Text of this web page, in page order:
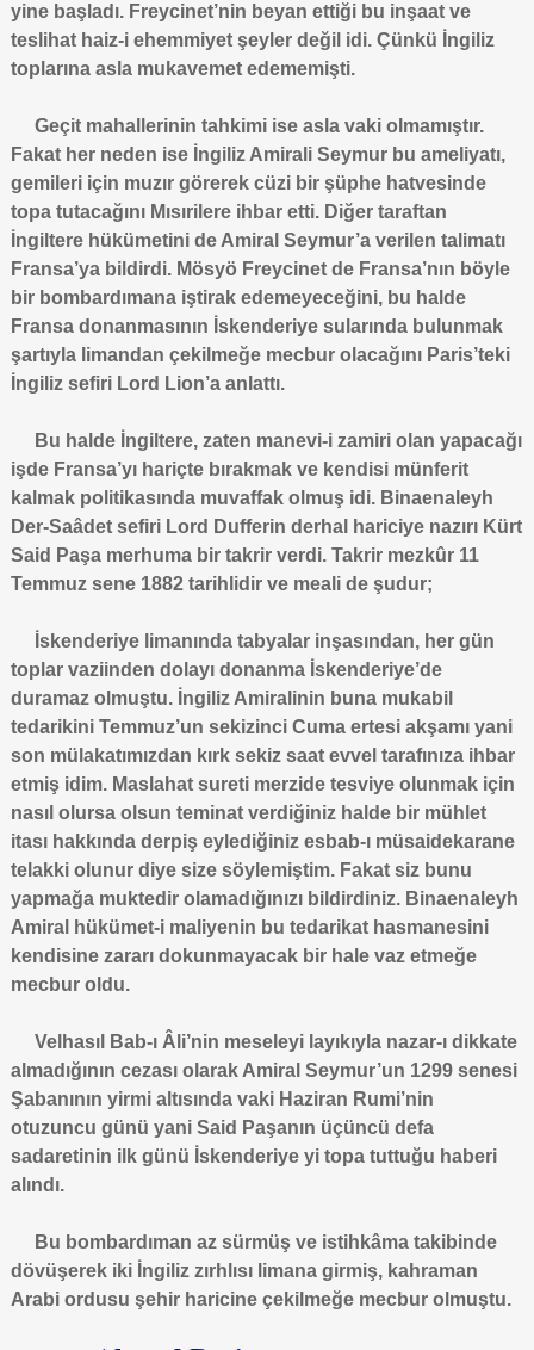
yine başladı. Freycinet’nin beyan ettiği bu inşaat ve
teslihat haiz-i ehemmiyet şeyler değil idi. Çünkü İngiliz
toplarına asla mukavemet edememişti.
Geçit mahallerinin tahkimi ise asla vaki olmamıştır.
Fakat her neden ise İngiliz Amirali Seymur bu ameliyatı,
gemileri için muzır görerek cüzi bir şüphe hatvesinde
topa tutacağını Mısırilere ihbar etti. Diğer taraftan
İngiltere hükümetini de Amiral Seymur’a verilen talimatı
Fransa’ya bildirdi. Mösyö Freycinet de Fransa’nın böyle
bir bombardımana iştirak edemeyeceğini, bu halde
Fransa donanmasının İskenderiye sularında bulunmak
şartıyla limandan çekilmeğe mecbur olacağını Paris’teki
İngiliz sefiri Lord Lion’a anlattı.
Bu halde İngiltere, zaten manevi-i zamiri olan yapacağı
işde Fransa’yı hariçte bırakmak ve kendisi münferit
kalmak politikasında muvaffak olmuş idi. Binaenaleyh
Der-Saâdet sefiri Lord Dufferin derhal hariciye nazırı Kürt
Said Paşa merhuma bir takrir verdi. Takrir mezkûr 11
Temmuz sene 1882 tarihlidir ve meali de şudur;
İskenderiye limanında tabyalar inşasından, her gün
toplar vaziinden dolayı donanma İskenderiye’de
duramaz olmuştu. İngiliz Amiralinin buna mukabil
tedarikini Temmuz’un sekizinci Cuma ertesi akşamı yani
son mülakatımızdan kırk sekiz saat evvel tarafınıza ihbar
etmiş idim. Maslahat sureti merzide tesviye olunmak için
nasıl olursa olsun teminat verdiğiniz halde bir mühlet
itası hakkında derpiş eylediğiniz esbab-ı müsaidekarane
telakki olunur diye size söylemiştim. Fakat siz bunu
yapmağa muktedir olamadığınızı bildirdiniz. Binaenaleyh
Amiral hükümet-i maliyenin bu tedarikat hasmanesini
kendisine zararı dokunmayacak bir hale vaz etmeğe
mecbur oldu.
Velhasıl Bab-ı Âli’nin meseleyi layıkıyla nazar-ı dikkate
almadığının cezası olarak Amiral Seymur’un 1299 senesi
Şabanının yirmi altısında vaki Haziran Rumi’nin
otuzuncu günü yani Said Paşanın üçüncü defa
sadaretinin ilk günü İskenderiye yi topa tuttuğu haberi
alındı.
Bu bombardıman az sürmüş ve istihkâma takibinde
dövüşerek iki İngiliz zırhlısı limana girmiş, kahraman
Arabi ordusu şehir haricine çekilmeğe mecbur olmuştu.